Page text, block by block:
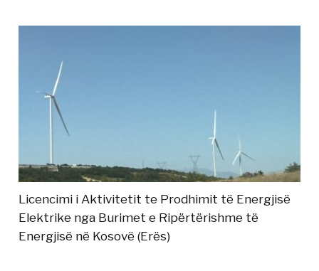
Licencimi i Aktivitetit te Prodhimit të Energjisë
Elektrike nga Burimet e Ripërtërishme të
Energjisë në Kosovë (Erës)